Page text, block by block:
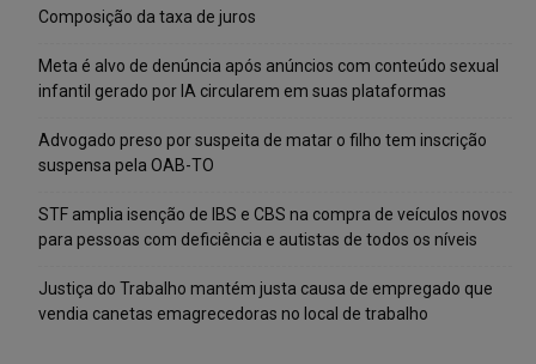
Composição da taxa de juros
Meta é alvo de denúncia após anúncios com conteúdo sexual
infantil gerado por IA circularem em suas plataformas
Advogado preso por suspeita de matar o filho tem inscrição
suspensa pela OAB-TO
STF amplia isenção de IBS e CBS na compra de veículos novos
para pessoas com deficiência e autistas de todos os níveis
Justiça do Trabalho mantém justa causa de empregado que
vendia canetas emagrecedoras no local de trabalho